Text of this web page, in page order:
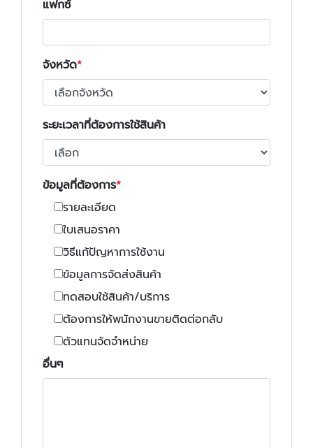
แฟกซ์
จังหวัด
ระยะเวลาที่ต้องการใช้สินค้า
ข้อมูลที่ต้องการ
รายละเอียด
ใบเสนอราคา
วิธีแก้ปัญหาการใช้งาน
ข้อมูลการจัดส่งสินค้า
ทดสอบใช้สินค้า/บริการ
ต้องการให้พนักงานขายติดต่อกลับ
ตัวแทนจัดจำหน่าย
อื่นๆ